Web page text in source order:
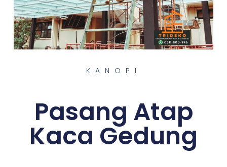
KANOPI
Pasang Atap
Kaca Gedung